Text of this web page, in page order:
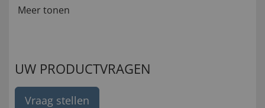
Meer tonen
UW PRODUCTVRAGEN
Vraag stellen